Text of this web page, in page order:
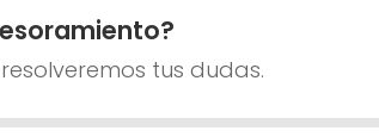
tus dudas.